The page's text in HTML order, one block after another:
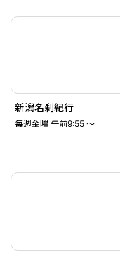
新潟名刹紀行
毎週金曜 午前9:55 ～